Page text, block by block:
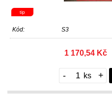
tip
Kód: S3
1 170,54 Kč
- +